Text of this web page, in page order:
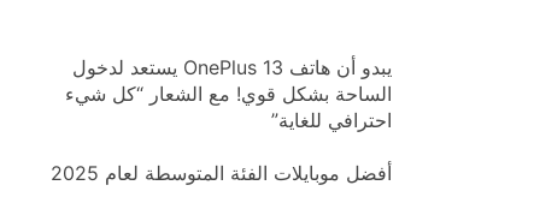
يبدو أن هاتف OnePlus 13 يستعد لدخول
الساحة بشكل قوي! مع الشعار “كل شيء
احترافي للغاية”
أفضل موبايلات الفئة المتوسطة لعام 2025